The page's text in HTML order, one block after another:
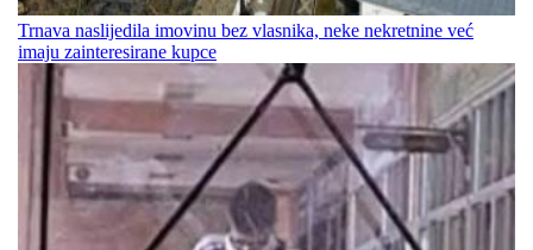
Trnava naslijedila imovinu bez vlasnika, neke nekretnine već
imaju zainteresirane kupce